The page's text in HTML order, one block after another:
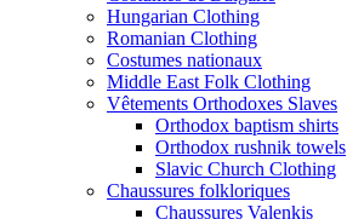
Hungarian Clothing
Romanian Clothing
Costumes nationaux
Middle East Folk Clothing
Vêtements Orthodoxes Slaves
Orthodox baptism shirts
Orthodox rushnik towels
Slavic Church Clothing
Chaussures folkloriques
Chaussures Valenkis